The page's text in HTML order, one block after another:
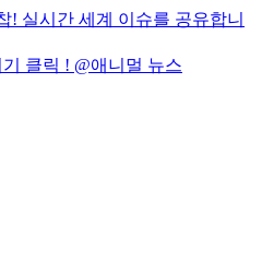
! 실시간 세계 이슈를 공유합니
클릭 ! @애니멀 뉴스